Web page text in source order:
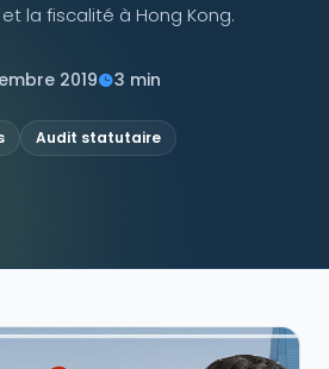
nous
la fiscalité à Hong Kong.
2019 3 min
Audit statutaire